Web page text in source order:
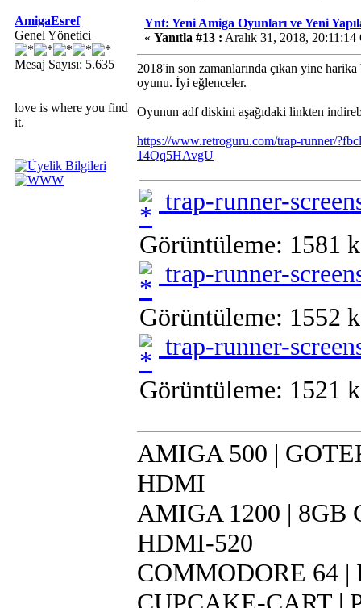
AmigaEsref
Genel Yönetici
Mesaj Sayısı: 5.635
love is where you find
it.
Ynt: Yeni Amiga Oyunları ve Yeni
« Yanıtla #13 : Aralık 31, 2018, 20:11:14
2018'in son zamanlarında çıkan yine
oyunu. İyi eğlenceler.
Oyunun adf diskini aşağıdaki linkten
https://www.retroguru.com/trap-runner/
14Qq5HAvgU
trap-runner-
Görüntüleme: 1581
trap-runner-
Görüntüleme: 1552
trap-runner-
Görüntüleme: 1521
AMIGA 500 |
HDMI
AMIGA 1200 | 8GB
HDMI-520
COMMODORE 64 |